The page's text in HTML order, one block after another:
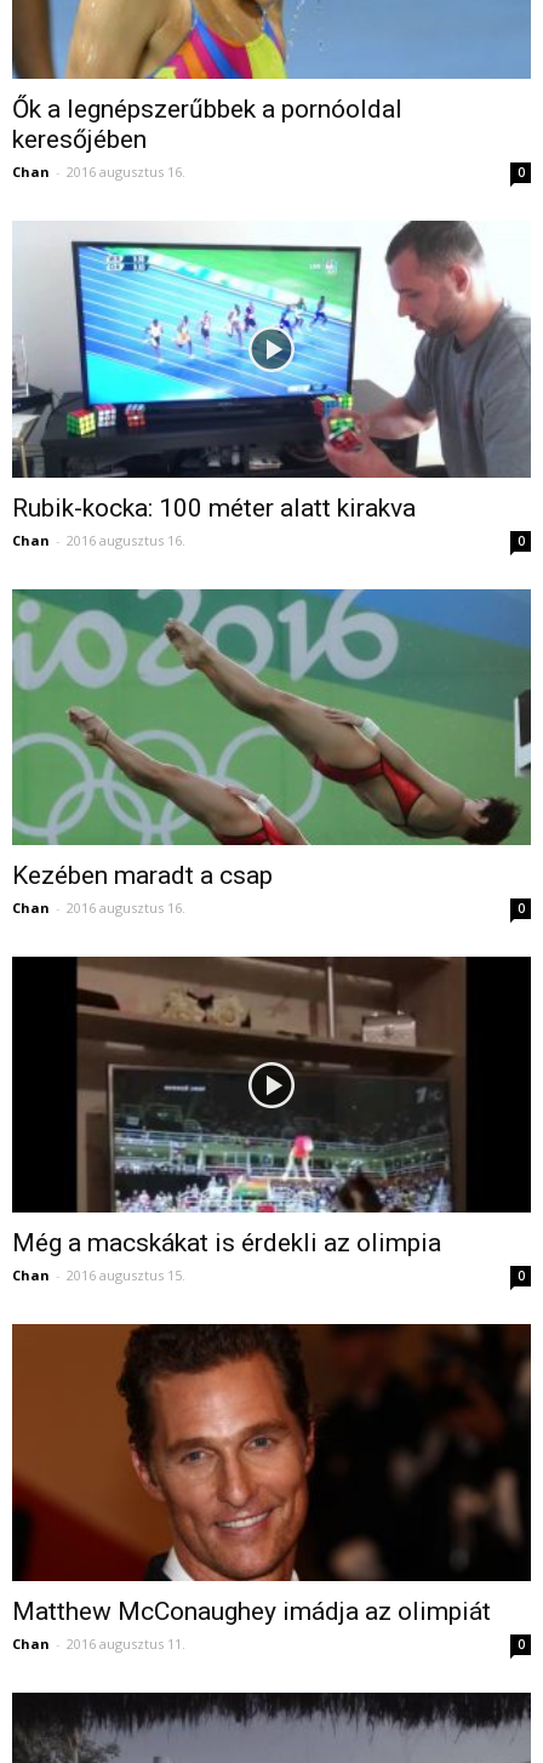
Ők a legnépszerűbbek a pornóoldal
keresőjében
Chan - 2016 augusztus 16. 0
Rubik-kocka: 100 méter alatt kirakva
Chan - 2016 augusztus 16. 0
Kezében maradt a csap
Chan - 2016 augusztus 16. 0
Még a macskákat is érdekli az olimpia
Chan - 2016 augusztus 15. 0
Matthew McConaughey imádja az olimpiát
Chan - 2016 augusztus 11. 0